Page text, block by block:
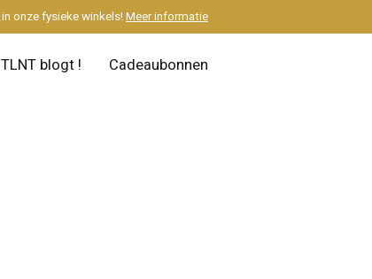
in onze fysieke winkels!Meer informatie
TLNT blogt ! Cadeaubonnen